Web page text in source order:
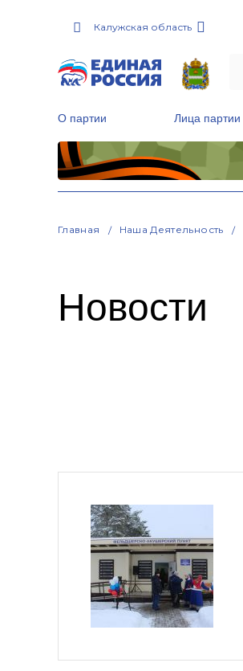
Калужская область
О партии Лица партии
Главная Наша Деятельность
Новости